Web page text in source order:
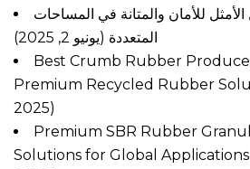
الحل الأمثل للأمان والمتانة في المساحات
المتعددة (يونيو 2, 2025)
Best Crumb Rubber
Premium Recycled Rubber
2025)
Premium SBR Rubber
Solutions for Global